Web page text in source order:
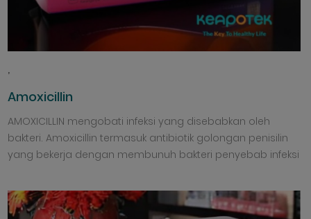
,
Amoxicillin
AMOXICILLIN mengobati infeksi yang disebabkan oleh
bakteri. Amoxicillin termasuk antibiotik golongan penisilin
yang bekerja dengan membunuh bakteri penyebab infeksi